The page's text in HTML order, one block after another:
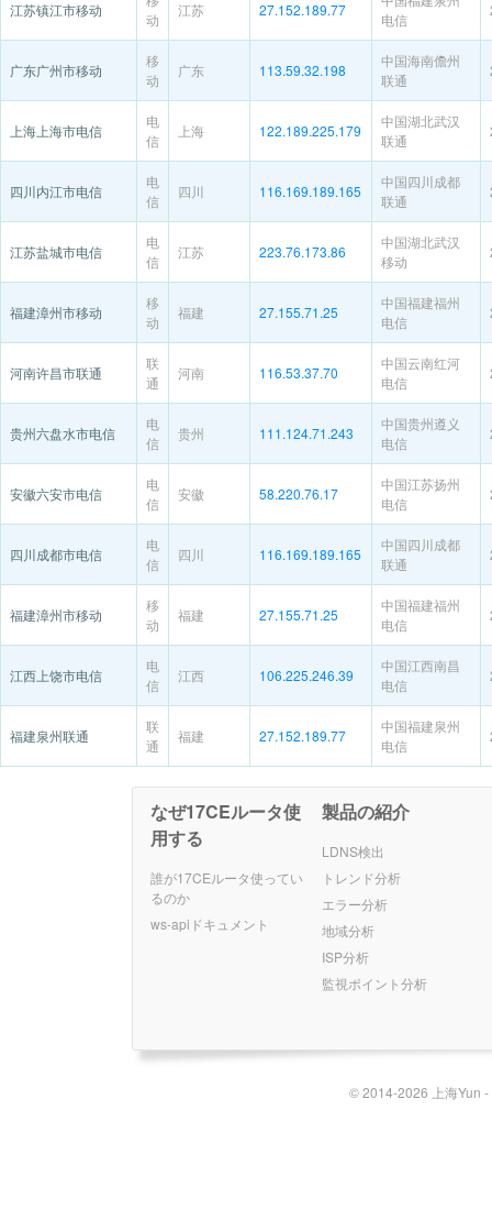
江苏镇江市移动
动
江苏 27.152.189.77
电信
广东广州市移动
移
动
广东 113.59.32.198
中国海南儋州
联通
上海上海市电信
电
信
上海 122.189.225.179
中国湖北武汉
联通
四川内江市电信
电
信
四川 116.169.189.165
中国四川成都
联通
江苏盐城市电信
电
信
江苏 223.76.173.86
中国湖北武汉
移动
福建漳州市移动
移
动
福建 27.155.71.25
中国福建福州
电信
河南许昌市联通
联
通
河南 116.53.37.70
中国云南红河
电信
贵州六盘水市电信
电
信
贵州 111.124.71.243
中国贵州遵义
电信
安徽六安市电信
电
信
安徽 58.220.76.17
中国江苏扬州
电信
四川成都市电信
电
信
四川 116.169.189.165
中国四川成都
联通
福建漳州市移动
移
动
福建 27.155.71.25
中国福建福州
电信
江西上饶市电信
电
信
江西 106.225.246.39
中国江西南昌
电信
福建泉州联通
联
通
福建 27.152.189.77
中国福建泉州
电信
なぜ17CEルータ使
用する
誰が17CEルータ使ってい
るのか
ws-apiドキュメント
製品の紹介
LDNS検出
トレンド分析
エラー分析
地域分析
ISP分析
監視ポイント分析
© 2014-2026 上海Yun